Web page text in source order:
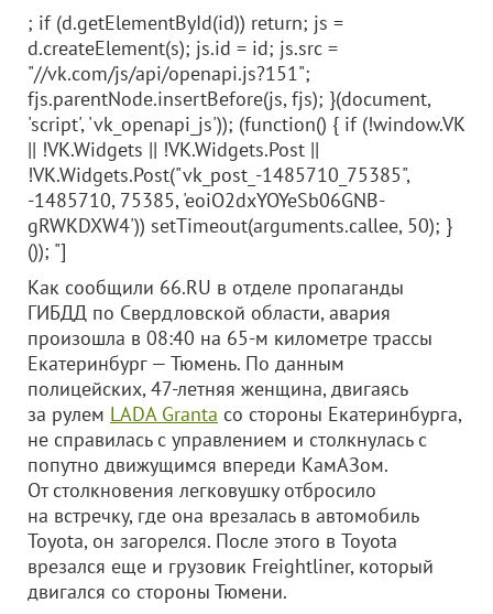
; if (d.getElementById(id)) return; js =
d.createElement(s); js.id = id; js.src =
"//vk.com/js/api/openapi.js?151";
fjs.parentNode.insertBefore(js, fjs); }(document,
'script', 'vk_openapi_js')); (function() { if (!window.VK
|| !VK.Widgets || !VK.Widgets.Post ||
!VK.Widgets.Post("vk_post_-1485710_75385",
-1485710, 75385, 'eoiO2dxYOYeSb06GNB-
gRWKDXW4')) setTimeout(arguments.callee, 50); }
()); "]
Как сообщили 66.RU в отделе пропаганды
ГИБДД по Свердловской области, авария
произошла в 08:40 на 65-м километре трассы
Екатеринбург — Тюмень. По данным
полицейских, 47-летняя женщина, двигаясь
за рулем LADA Granta со стороны Екатеринбурга,
не справилась с управлением и столкнулась с
попутно движущимся впереди КамАЗом.
От столкновения легковушку отбросило
на встречку, где она врезалась в автомобиль
Toyota, он загорелся. После этого в Toyota
врезался еще и грузовик Freightliner, который
двигался со стороны Тюмени.